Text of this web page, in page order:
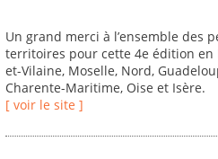
Un grand merci à l’ensemble des
territoires pour cette 4e édition en
et-Vilaine, Moselle, Nord,
Charente-Maritime, Oise et Isère.
[ voir le site ]